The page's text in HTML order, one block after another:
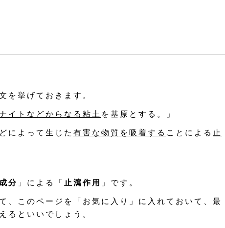
を挙げておきます。
イトなどからなる粘土 を基原とする。」
によって生じた 有害な物質を吸着する ことによる 止
分 」による「 止瀉作用 」です。
、このページを「お気に入り」に入れておいて、最
るといいでしょう。